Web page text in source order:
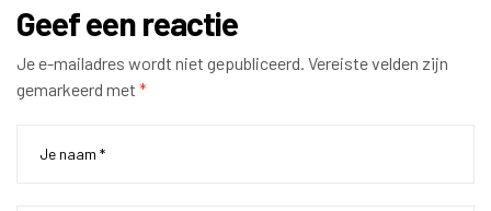
Geef een reactie
Je e-mailadres wordt niet gepubliceerd. Vereiste velden zijn
gemarkeerd met *